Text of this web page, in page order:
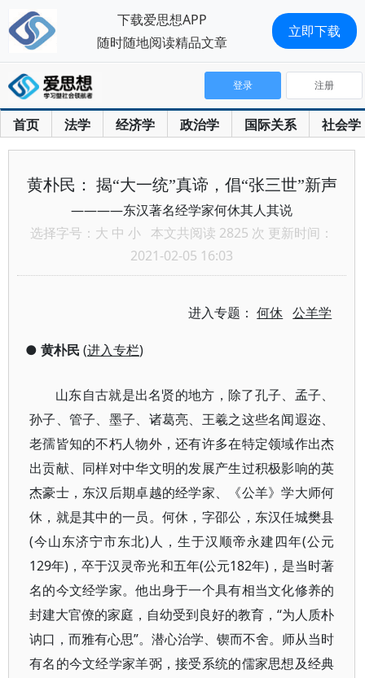
首页 法学 经济学 政治学 国际关系 社会学
登录 注册
黄朴民： 揭“大一统”真谛，倡“张三世”新声
————东汉著名经学家何休其人其说
选择字号： 大 中 小 本文共阅读 2825 次 更新时间：
2021-02-05 16:03
进入专题：何休 公羊学
● 黄朴民(进入专栏)
山东自古就是出名贤的地方，除了孔子、孟子、
孙子、管子、墨子、诸葛亮、王羲之这些名闻遐迩、
老孺皆知的不朽人物外，还有许多在特定领域作出杰
出贡献、同样对中华文明的发展产生过积极影响的英
杰豪士，东汉后期卓越的经学家、《公羊》学大师何
休，就是其中的一员。何休，字邵公，东汉任城樊县
(今山东济宁市东北)人，生于汉顺帝永建四年(公元
129年)，卒于汉灵帝光和五年(公元182年)，是当时著
名的今文经学家。他出身于一个具有相当文化修养的
封建大官僚的家庭，自幼受到良好的教育，“为人质朴
讷口，而雅有心思”。潜心治学、锲而不舍。师从当时
有名的今文经学家羊弼，接受系统的儒家思想及经典
下载爱思想APP
随时随地阅读精品文章
立即下载